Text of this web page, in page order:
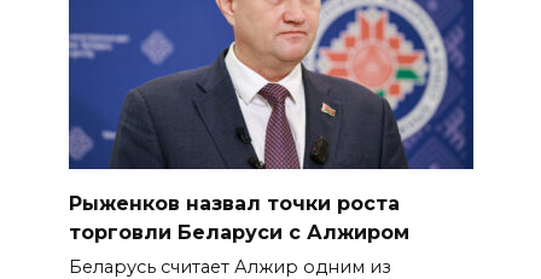
Рыженков назвал точки роста
торговли Беларуси с Алжиром
Беларусь считает Алжир одним из